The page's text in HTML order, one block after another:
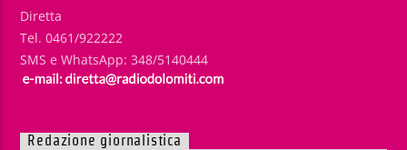
Diretta
Tel. 0461/922222
SMS e WhatsApp: 348/5140444
Redazione giornalistica